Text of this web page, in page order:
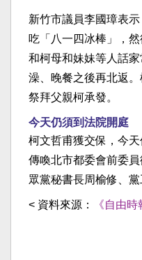
新竹市議員李國璋表
吃「八一四冰棒」，
和柯母和妹妹等人話
澡、晚餐之後再北返
祭拜父親柯承發。
今天仍須到法院開庭
柯文哲甫獲交保，今
傳喚北市都委會前委
眾黨秘書長周榆修、黨
< 資料來源： 《自由時